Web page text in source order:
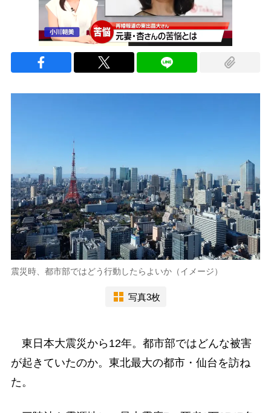
震災時、都市部ではどう行動したらよいか（イメージ）
写真3枚
東日本大震災から12年。都市部ではどんな被害
が起きていたのか。東北最大の都市・仙台を訪ね
た。